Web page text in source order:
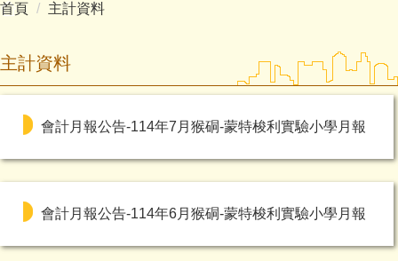
首頁 主計資料
主計資料
會計月報公告-114年7月猴硐-蒙特梭利實驗小學月報
會計月報公告-114年6月猴硐-蒙特梭利實驗小學月報